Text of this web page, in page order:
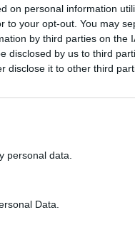
on personal information
to your opt-out. You may
by third parties on the
disclosed by us to third
disclose it to other third
personal data.
Data.